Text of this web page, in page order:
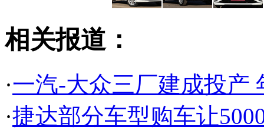
相关报道：
·一汽-大众三厂建成投产
·捷达部分车型购车让